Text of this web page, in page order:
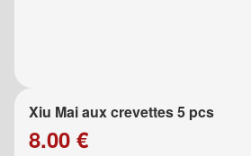
Xiu Mai aux crevettes 5 pcs
8.00 €